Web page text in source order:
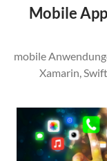
Mobile
mobile
Xamarin,